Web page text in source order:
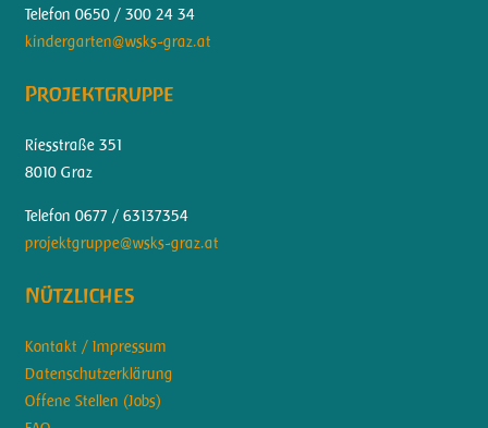
Telefon 0650 / 300 24 34
kindergarten@wsks-graz.at
Projektgruppe
Riesstraße 351
8010 Graz
Telefon 0677 / 63137354
projektgruppe@wsks-graz.at
Nützliches
Kontakt / Impressum
Datenschutzerklärung
Offene Stellen (Jobs)